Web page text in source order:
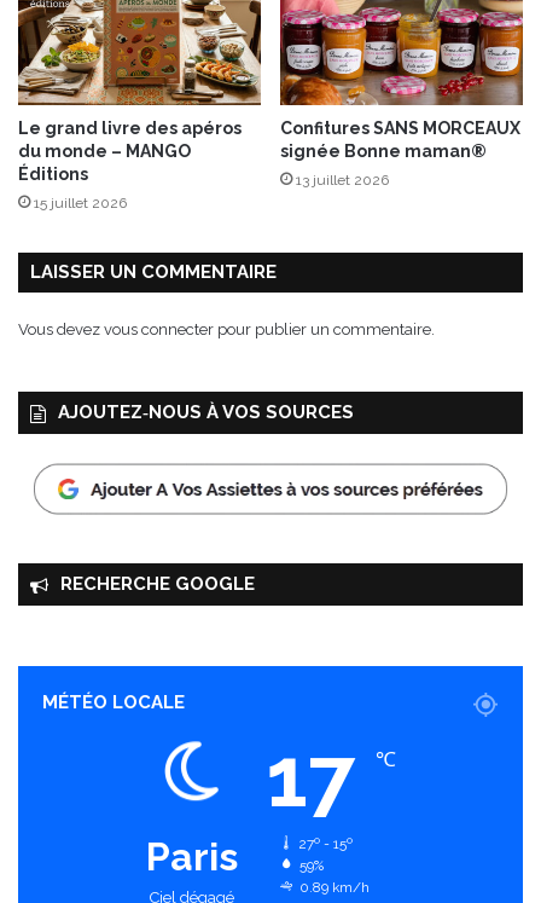
Le grand livre des apéros
du monde – MANGO
Éditions
15 juillet 2026
Confitures SANS MORCEAUX
signée Bonne maman®
13 juillet 2026
LAISSER UN COMMENTAIRE
Vous devez vous connecter pour publier un commentaire.
AJOUTEZ‑NOUS À VOS SOURCES
RECHERCHE GOOGLE
MÉTÉO LOCALE
Paris
Ciel dégagé
17 ℃
27º - 15º
59%
0.89 km/h